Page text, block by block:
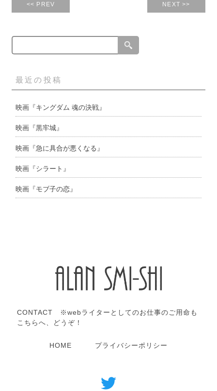
<< PREV NEXT >>
最近の投稿
映画『キングダム 魂の決戦』
映画『黒牢城』
映画『急に具合が悪くなる』
映画『シラート』
映画『モブ子の恋』
CONTACT ※webライターとしてのお仕事のご用命も
こちらへ、どうぞ！
HOME プライバシーポリシー